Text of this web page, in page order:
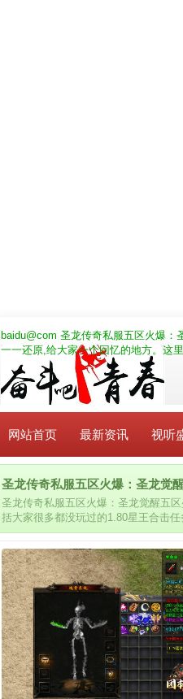
baidu@com 圣龙传奇私服五区火爆：
一一还原,给大家一个回忆的地方。这
网站首页 最新资讯 视听
圣龙传奇私服五区火爆：圣龙觉
圣龙传奇私服五区火爆：圣龙觉醒五
括大家很多都没玩过的1.80星王合击
传奇私服网站。